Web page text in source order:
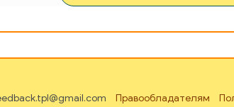
Правообладателям